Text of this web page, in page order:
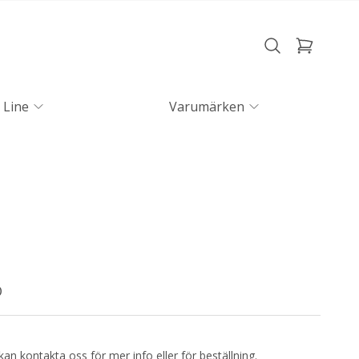
Line Varumärken
kontakta oss för mer info eller för beställning.